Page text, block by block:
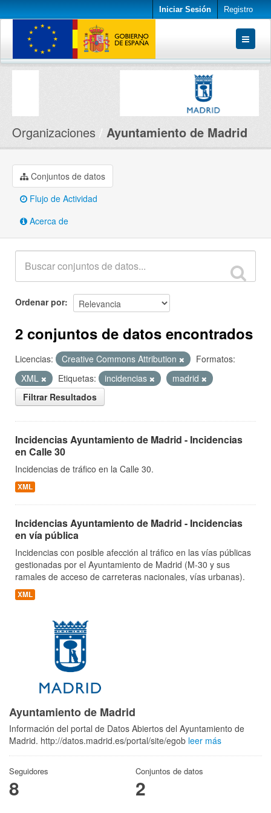
Iniciar Sesión Registro
Conjuntos de datos
Organizaciones Ayuntamiento de Madrid
Conjuntos de datos
Flujo de Actividad
Acerca de
Ordenar por
2 conjuntos de datos encontrados
Licencias: Creative Commons Attribution
Formatos:
XML
Etiquetas: incidencias
madrid
Filtrar Resultados
Incidencias Ayuntamiento de Madrid - Incidencias
en Calle 30
Incidencias de tráfico en la Calle 30.
XML
Incidencias Ayuntamiento de Madrid - Incidencias
en vía pública
Incidencias con posible afección al tráfico en las vías públicas
gestionadas por el Ayuntamiento de Madrid (M-30 y sus
ramales de acceso de carreteras nacionales, vías urbanas).
XML
Ayuntamiento de Madrid
Información del portal de Datos Abiertos del Ayuntamiento de
Madrid. http://datos.madrid.es/portal/site/egob leer más
Seguidores
8
Conjuntos de datos
2